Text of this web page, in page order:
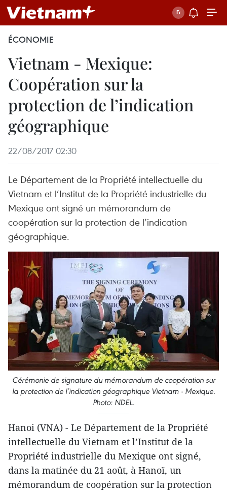
ÉCONOMIE
Vietnam - Mexique:
Coopération sur la
protection de l’indication
géographique
22/08/2017 02:30
Le Département de la Propriété intellectuelle du
Vietnam et l’Institut de la Propriété industrielle du
Mexique ont signé un mémorandum de
coopération sur la protection de l’indication
géographique.
Cérémonie de signature du mémorandum de coopération sur
la protection de l’indication géographique Vietnam - Mexique.
Photo: NDEL.
Hanoi (VNA) - Le Département de la Propriété
intellectuelle du Vietnam et l’Institut de la
Propriété industrielle du Mexique ont signé,
dans la matinée du 21 août, à Hanoï, un
mémorandum de coopération sur la protection